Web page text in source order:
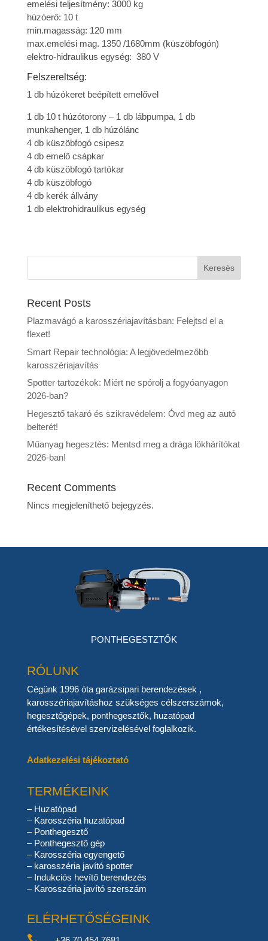
emelési teljesítmény: 3000 kg
húzóerő: 10 t
min.magasság: 120 mm
max.emelési mag. 1350 /1680mm (küszöbfogón)
elektro-hidraulikus egység: 380 V
Felszereltség:
1 db húzókeret beépített emelővel
1 db 10 t húzótorony – 1 db lábpumpa, 1 db
munkahenger, 1 db húzólánc
4 db küszöbfogó csipesz
4 db emelő csápkar
4 db küszöbfogó tartókar
4 db küszöbfogó
4 db kerék állvány
1 db elektrohidraulikus egység
Keresés
Recent Posts
Plazmavágó a karosszériajavításban: Felejtsd el a
flexet!
Smart Repair technológia: A legjövedelmezőbb
karosszériajavítás
Spotter tartozékok: Miért ne spórolj a fogyóanyagon
2026-ban?
Hegesztő takaró és szikravédelem: Óvd meg az autó
belterét!
Műanyag hegesztés: Mentsd meg a drága lökhárítókat
2026-ban!
Recent Comments
Nincs megjeleníthető bejegyzés.
PONTHEGESTZTŐK
RÓLUNK
Cégünk 1996 óta garázsipari berendezések ,
karosszériajavításhoz szükséges célszerszámok,
hegesztőgépek, ponthegesztők, huzatópad
értékesítésével szervizelésével foglalkozik.
Adatkezelési tájékoztató
TERMÉKEINK
– Huzatópad
– Karosszéria huzatópad
– Ponthegesztő
– Ponthegesztő gép
– Karosszéria egyengető
– karosszéria javító spotter
– Indukciós hevítő berendezés
– Karosszéria javító szerszám
ELÉRHETŐSÉGEINK